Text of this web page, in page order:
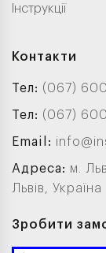
Інструкції
Контакти
Тел: (067)
Тел: (067)
Email:
Адреса: м.
Львів, Україна
Зробити